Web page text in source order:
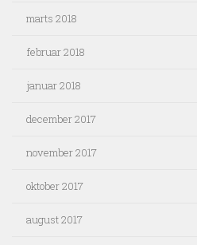
marts 2018
februar 2018
januar 2018
december 2017
november 2017
oktober 2017
august 2017